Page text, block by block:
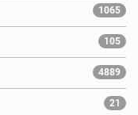
1065
105
4889
21